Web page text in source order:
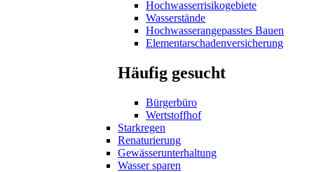
Hochwasserrisikogebiete
Wasserstände
Hochwasserangepasstes Bauen
Elementarschadenversicherung
Häufig gesucht
Bürgerbüro
Wertstoffhof
Starkregen
Renaturierung
Gewässerunterhaltung
Wasser sparen